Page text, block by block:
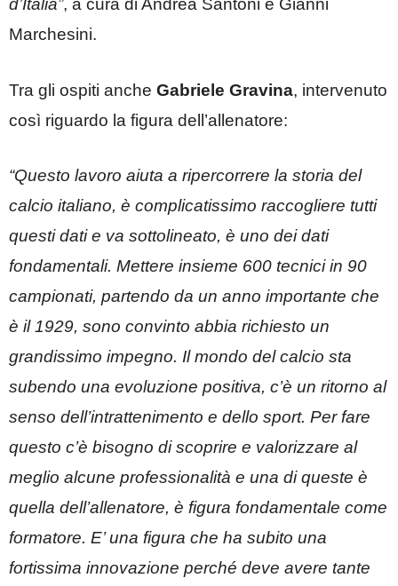
d’Italia”, a cura di Andrea Santoni e Gianni
Marchesini.
Tra gli ospiti anche Gabriele Gravina, intervenuto
così riguardo la figura dell’allenatore:
“Questo lavoro aiuta a ripercorrere la storia del
calcio italiano, è complicatissimo raccogliere tutti
questi dati e va sottolineato, è uno dei dati
fondamentali. Mettere insieme 600 tecnici in 90
campionati, partendo da un anno importante che
è il 1929, sono convinto abbia richiesto un
grandissimo impegno. Il mondo del calcio sta
subendo una evoluzione positiva, c’è un ritorno al
senso dell’intrattenimento e dello sport. Per fare
questo c’è bisogno di scoprire e valorizzare al
meglio alcune professionalità e una di queste è
quella dell’allenatore, è figura fondamentale come
formatore. E’ una figura che ha subito una
fortissima innovazione perché deve avere tante